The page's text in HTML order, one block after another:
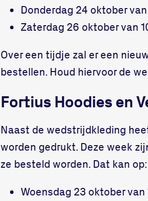
Donderdag 24 oktober
Zaterdag 26 oktober van
Over een tijdje zal er een
bestellen. Houd hiervoor de
Fortius Hoodies en
Naast de wedstrijdkleding
worden gedrukt. Deze week
ze besteld worden. Dat kan op:
Woensdag 23 oktober